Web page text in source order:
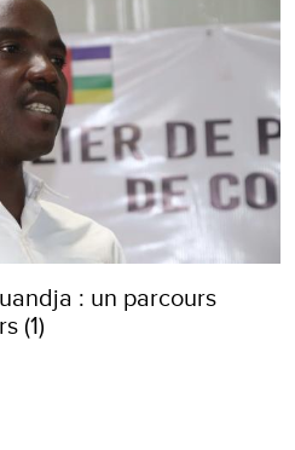
: un parcours
(1)